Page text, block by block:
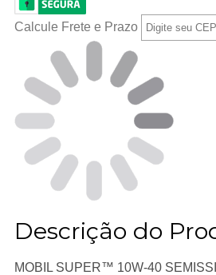
Calcule Frete e Prazo
Descrição do
MOBIL SUPER™ 10W-40